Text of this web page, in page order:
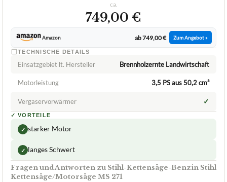
ca.
749,00 €
Amazon ab 749,00 € Zum Angebot »
TECHNISCHE DETAILS
Einsatzgebiet lt. Hersteller Brennholzernte Landwirtschaft
Motorleistung 3,5 PS aus 50,2 cm³
Vergaservorwärmer ✓
✓ VORTEILE
✓ starker Motor
✓ langes Schwert
Fragen und Antworten zu Stihl-Kettensäge-Benzin Stihl
Kettensäge/Motorsäge MS 271